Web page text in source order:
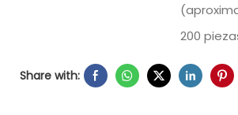
200
Share with: